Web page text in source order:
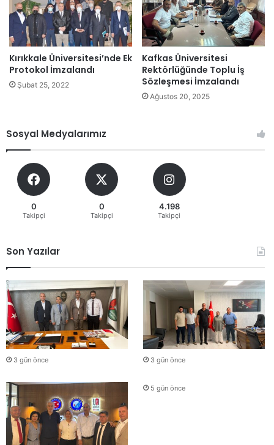
Kırıkkale Üniversitesi’nde Ek
Protokol İmzalandı
Şubat 25, 2022
Kafkas Üniversitesi
Rektörlüğünde Toplu İş
Sözleşmesi İmzalandı
Ağustos 20, 2025
Sosyal Medyalarımız
0
Takipçi
0
Takipçi
4.198
Takipçi
Son Yazılar
3 gün önce 3 gün önce
5 gün önce